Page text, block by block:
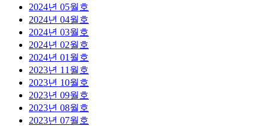
2024년 05월호
2024년 04월호
2024년 03월호
2024년 02월호
2024년 01월호
2023년 11월호
2023년 10월호
2023년 09월호
2023년 08월호
2023년 07월호